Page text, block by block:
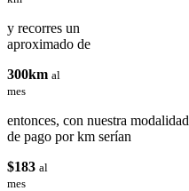
y recorres un
aproximado de
300km al
mes
entonces, con nuestra modalidad
de pago por km serían
$183 al
mes